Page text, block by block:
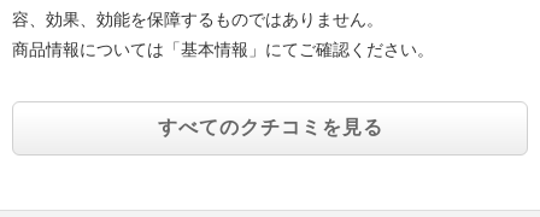
容、効果、効能を保障するものではありません。
商品情報については「基本情報」にてご確認ください。
すべてのクチコミを見る